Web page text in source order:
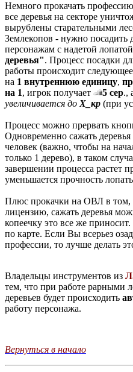
Немного прокачать
все деревья на секторе
вырублены старательными
Землекопов - нужно посадить
персонажам с надетой
деревья". Процесс посадки
работы происходит
на 1 внутреннюю единицу,
на 1, игрок получает 5 сер.,
увеличивается доX_кр (при
Процесс можно прервать
Одновременно сажать деревья
человек (важно, чтобы на
только 1 дерево), в таком
завершении процесса растет
уменьшается прочность
Плюс прокачки на ОВЛ в том,
лицензию, сажать деревья
копеечку это все же
по карте. Если Вы всерьез
профессии, то лучше делать
Владельцы инструментов из
тем, что при работе рарными
деревьев будет происходить
работу персонажа.
Вернуться в начало